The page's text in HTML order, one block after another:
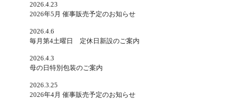
2026.4.23
2026年5月 催事販売予定のお知らせ
2026.4.6
毎月第4土曜日 定休日新設のご案内
2026.4.3
母の日特別包装のご案内
2026.3.25
2026年4月 催事販売予定のお知らせ